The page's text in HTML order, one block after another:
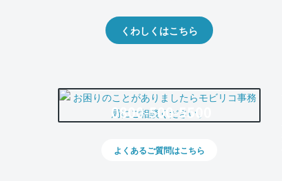
くわしくはこちら
0800-500-5500
よくあるご質問はこちら